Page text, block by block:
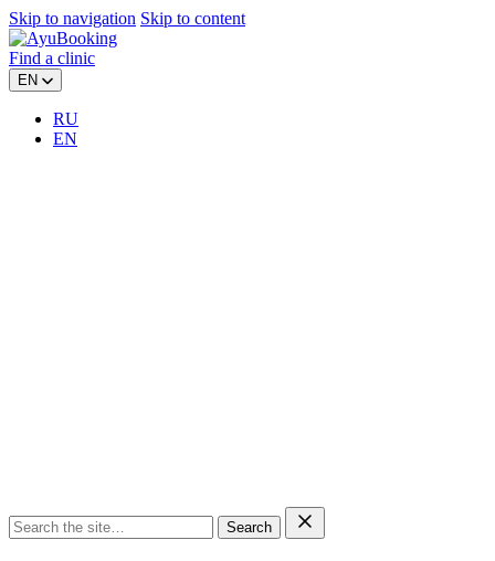
Skip to navigation Skip to content
Find a clinic
EN
RU
EN
Search